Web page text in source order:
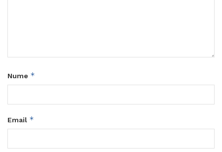
Nume *
Email *